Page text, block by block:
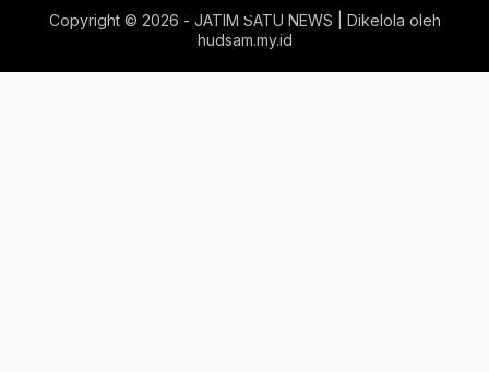
Copyright © 2026 - JATIM SATU NEWS | Dikelola oleh
hudsam.my.id